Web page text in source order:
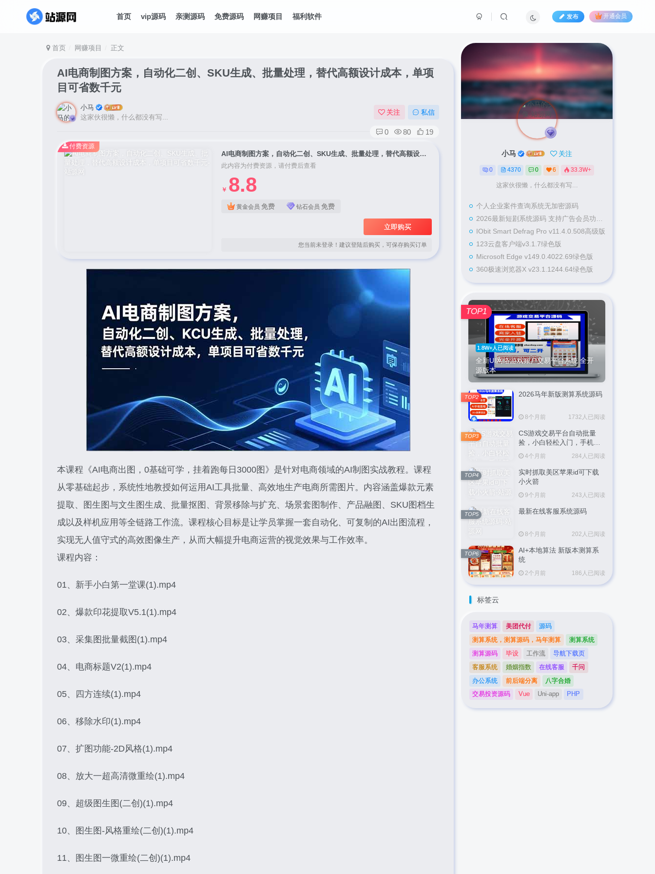
首页 vip源码 亲测源码 免费源码 网赚项目 福利软件 发布 开通会员
首页 网赚项目 正文
AI电商制图方案，自动化二创、SKU生成、批量处理，替代高额设计成本，单项
目可省数千元
小马
这家伙很懒，什么都没有写...
关注 私信
0 80 19
AI电商制图方案，自动化二创、SKU生成、批量处理，替代高额设计成本，单项目可省数千元
此内容为付费资源，请付费后查看
￥ 8.8
黄金会员 免费 钻石会员 免费
立即购买
您当前未登录！建议登陆后购买，可保存购买订单
付费资源
本课程《AI电商出图，0基础可学，挂着跑每日3000图》是针对电商领域的AI制图实战教程。课程
从零基础起步，系统性地教授如何运用AI工具批量、高效地生产电商所需图片。内容涵盖爆款元素
提取、图生图与文生图生成、批量抠图、背景移除与扩充、场景套图制作、产品融图、SKU图档生
成以及样机应用等全链路工作流。课程核心目标是让学员掌握一套自动化、可复制的AI出图流程，
实现无人值守式的高效图像生产，从而大幅提升电商运营的视觉效果与工作效率。
课程内容：
01、新手小白第一堂课(1).mp4
02、爆款印花提取V5.1(1).mp4
03、采集图批量截图(1).mp4
04、电商标题V2(1).mp4
05、四方连续(1).mp4
06、移除水印(1).mp4
07、扩图功能-2D风格(1).mp4
08、放大一超高清微重绘(1).mp4
09、超级图生图(二创)(1).mp4
10、图生图-风格重绘(二创)(1).mp4
11、图生图一微重绘(二创)(1).mp4
小马 关注
0 4370 0 6 33.3W+
这家伙很懒，什么都没有写...
个人企业案件查询系统无加密源码
2026最新短剧系统源码 支持广告会员功能齐全短剧源码
IObit Smart Defrag Pro v11.4.0.508高级版
123云盘客户端v3.1.7绿色版
Microsoft Edge v149.0.4022.69绿色版
360极速浏览器X v23.1.1244.64绿色版
1.8W+人已阅读
全新UI网络游戏账户交易平台系统 全开
源版本
TOP1
2026马年新版测算系统源码
8个月前 1732人已阅读
TOP2
CS游戏交易平台自动批量
捡，小白轻松入门，手机即
可完成全部操作，日入
300+，轻松副业【揭秘】
4个月前 284人已阅读
TOP3
实时抓取美区苹果id可下载
小火箭
9个月前 243人已阅读
TOP4
最新在线客服系统源码
8个月前 202人已阅读
TOP5
AI+本地算法 新版本测算系
统
2个月前 186人已阅读
TOP6
标签云
马年测算 美团代付
源码
测算系统，测算源码，马年测算
测算系统
测算源码
毕设 工作流
导航下载页
客服系统
婚姻指数 在线客服
千问
办公系统
前后端分离
八字合婚
交易投资源码
Vue Uni-app PHP